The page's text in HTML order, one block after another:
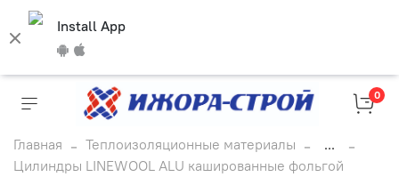
Install App
0
Главная Теплоизоляционные материалы
...
Цилиндры LINEWOOL ALU кашированные фольгой